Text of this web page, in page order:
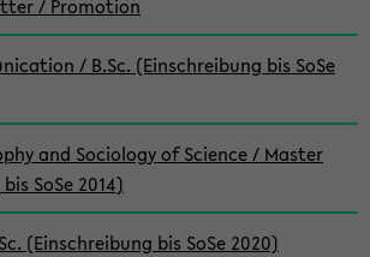
/ Promotion
/ B.Sc. (Einschreibung bis SoSe
and Sociology of Science / Master
SoSe 2014)
(Einschreibung bis SoSe 2020)